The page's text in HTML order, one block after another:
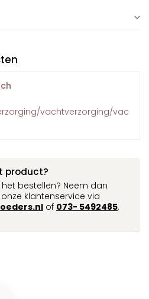
vachtverzorging/vac
product?
bestellen? Neem dan
klantenservice via
of 073- 5492485.